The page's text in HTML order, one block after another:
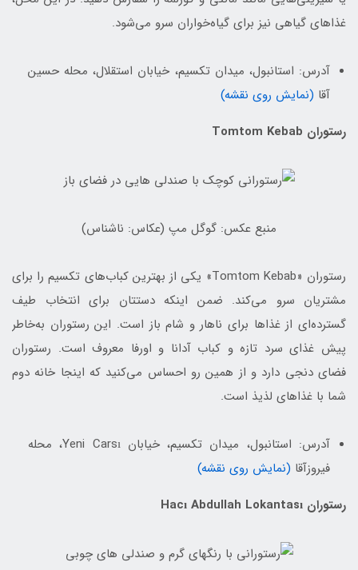
غذاهای گیاهی نیز برای گیاه‌خواران سرو می‌شود.
آدرس: استانبول، میدان تکسیم، خیابان استقلال، محله حسین
آقا (نمایش روی نقشه)
رستوران Tomtom Kebab
منبع عکس: گوگل مپ (عکاس: ناشناس)
رستوران «Tomtom Kebab» یکی از بهترین کباب‌های تکسیم را برای
مشتریان سرو می‌کند. ضمن اینکه دستتان برای انتخاب طیف
گسترده‌ای از غذاها برای ناهار و شام باز است. این رستوران به‌خاطر
پیش غذای سرد تازه و کباب آدانا و اورفا معروف است. رستوران
فضای دنجی دارد و از همین رو احساس می‌کنید که اینجا خانه دوم
شما با غذاهای لذیذ است.
آدرس: استانبول، میدان تکسیم، خیابان Yeni Carsı، محله
فیروزآقا (نمایش روی نقشه)
رستوران Hacı Abdullah Lokantası